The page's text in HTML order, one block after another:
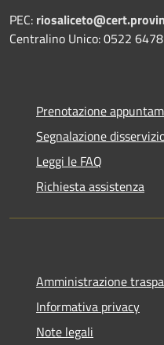
PEC:
Centralino Unico: 0522
Prenotazione
Segnalazione
Leggi le FAQ
Richiesta assistenza
Amministrazione
Informativa privacy
Note legali